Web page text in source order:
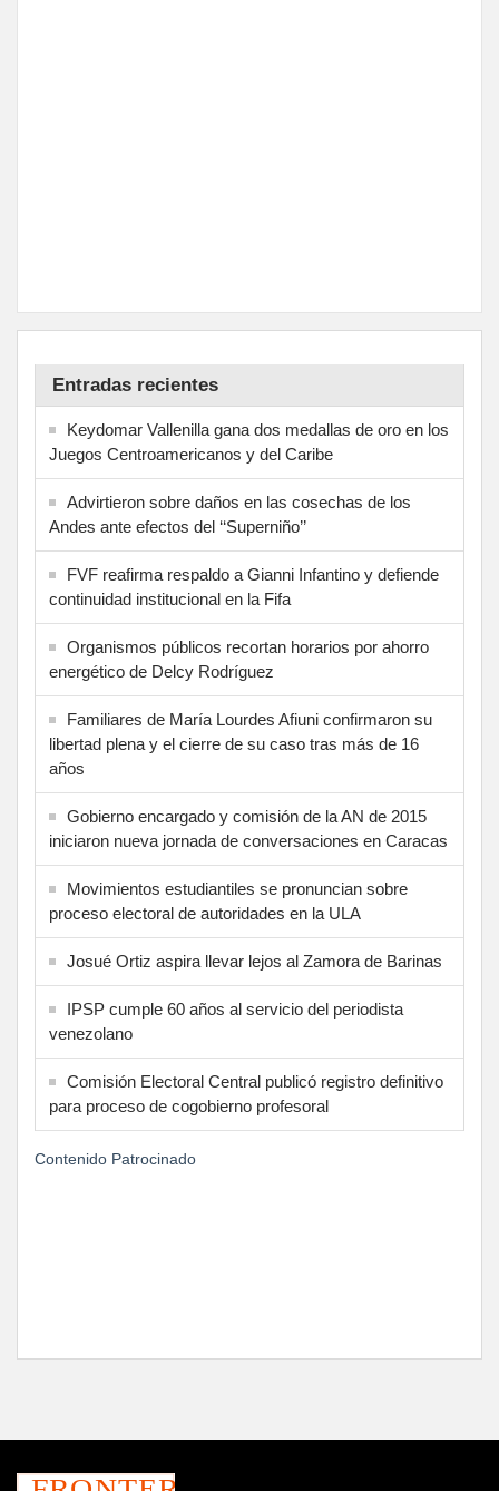
Entradas recientes
Keydomar Vallenilla gana dos medallas de oro en los
Juegos Centroamericanos y del Caribe
Advirtieron sobre daños en las cosechas de los
Andes ante efectos del ‘‘Superniño’’
FVF reafirma respaldo a Gianni Infantino y defiende
continuidad institucional en la Fifa
Organismos públicos recortan horarios por ahorro
energético de Delcy Rodríguez
Familiares de María Lourdes Afiuni confirmaron su
libertad plena y el cierre de su caso tras más de 16
años
Gobierno encargado y comisión de la AN de 2015
iniciaron nueva jornada de conversaciones en Caracas
Movimientos estudiantiles se pronuncian sobre
proceso electoral de autoridades en la ULA
Josué Ortiz aspira llevar lejos al Zamora de Barinas
IPSP cumple 60 años al servicio del periodista
venezolano
Comisión Electoral Central publicó registro definitivo
para proceso de cogobierno profesoral
Contenido Patrocinado